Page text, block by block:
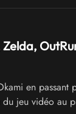
en passant
du jeu vidéo au